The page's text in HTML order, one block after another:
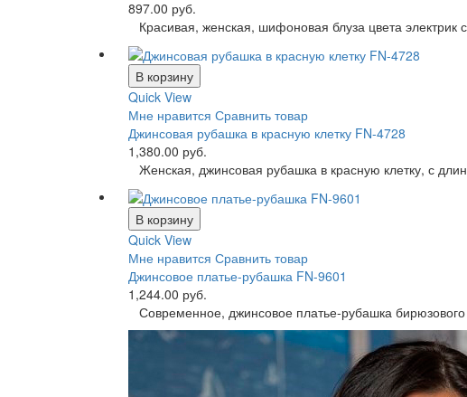
897.00 руб.
Красивая, женская, шифоновая блуза цвета
В корзину
Quick View
Мне нравится Сравнить товар
Джинсовая рубашка в красную клетку FN-4728
1,380.00 руб.
Женская, джинсовая рубашка в красную клетку, с
В корзину
Quick View
Мне нравится Сравнить товар
Джинсовое платье-рубашка FN-9601
1,244.00 руб.
Современное, джинсовое платье-рубашка